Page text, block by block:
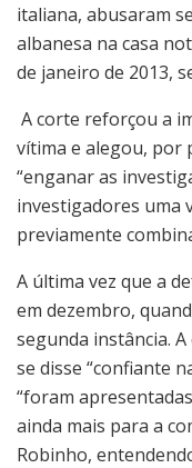
italiana, abusaram
albanesa na casa
de janeiro de 2013,
A corte reforçou a
vítima e alegou, por
“enganar as
investigadores uma
previamente
A última vez que a
em dezembro,
segunda instância.
se disse “confiante
“foram
ainda mais para a
Robinho,